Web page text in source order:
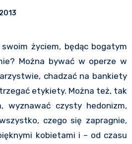
Można bywać w operze w
chadzać na bankiety
etykiety. Można też, tak
wyznawać czysty hedonizm,
czego się zapragnie,
kobietami i – od czasu